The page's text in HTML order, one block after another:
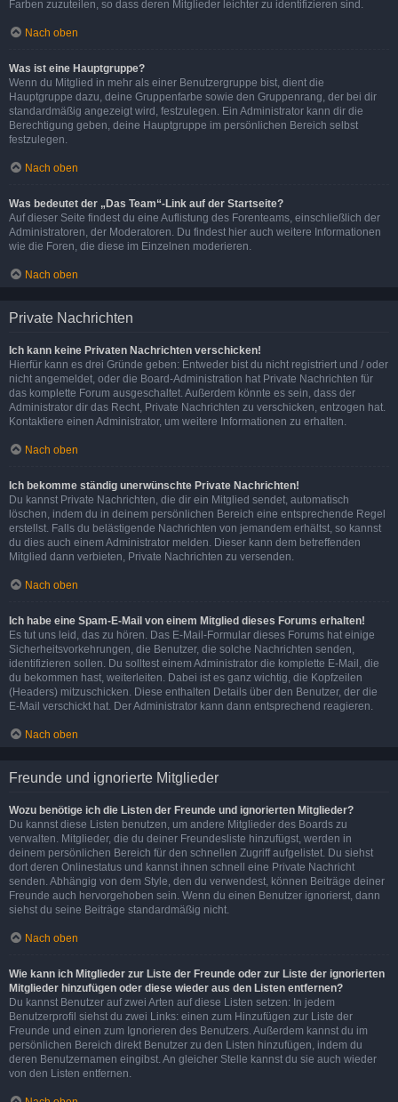
Farben zuzuteilen, so dass deren Mitglieder leichter zu identifizieren sind.
Nach oben
Was ist eine Hauptgruppe?
Wenn du Mitglied in mehr als einer Benutzergruppe bist, dient die
Hauptgruppe dazu, deine Gruppenfarbe sowie den Gruppenrang, der bei dir
standardmäßig angezeigt wird, festzulegen. Ein Administrator kann dir die
Berechtigung geben, deine Hauptgruppe im persönlichen Bereich selbst
festzulegen.
Nach oben
Was bedeutet der „Das Team“-Link auf der Startseite?
Auf dieser Seite findest du eine Auflistung des Forenteams, einschließlich der
Administratoren, der Moderatoren. Du findest hier auch weitere Informationen
wie die Foren, die diese im Einzelnen moderieren.
Nach oben
Private Nachrichten
Ich kann keine Privaten Nachrichten verschicken!
Hierfür kann es drei Gründe geben: Entweder bist du nicht registriert und / oder
nicht angemeldet, oder die Board-Administration hat Private Nachrichten für
das komplette Forum ausgeschaltet. Außerdem könnte es sein, dass der
Administrator dir das Recht, Private Nachrichten zu verschicken, entzogen hat.
Kontaktiere einen Administrator, um weitere Informationen zu erhalten.
Nach oben
Ich bekomme ständig unerwünschte Private Nachrichten!
Du kannst Private Nachrichten, die dir ein Mitglied sendet, automatisch
löschen, indem du in deinem persönlichen Bereich eine entsprechende Regel
erstellst. Falls du belästigende Nachrichten von jemandem erhältst, so kannst
du dies auch einem Administrator melden. Dieser kann dem betreffenden
Mitglied dann verbieten, Private Nachrichten zu versenden.
Nach oben
Ich habe eine Spam-E-Mail von einem Mitglied dieses Forums erhalten!
Es tut uns leid, das zu hören. Das E-Mail-Formular dieses Forums hat einige
Sicherheitsvorkehrungen, die Benutzer, die solche Nachrichten senden,
identifizieren sollen. Du solltest einem Administrator die komplette E-Mail, die
du bekommen hast, weiterleiten. Dabei ist es ganz wichtig, die Kopfzeilen
(Headers) mitzuschicken. Diese enthalten Details über den Benutzer, der die
E-Mail verschickt hat. Der Administrator kann dann entsprechend reagieren.
Nach oben
Freunde und ignorierte Mitglieder
Wozu benötige ich die Listen der Freunde und ignorierten Mitglieder?
Du kannst diese Listen benutzen, um andere Mitglieder des Boards zu
verwalten. Mitglieder, die du deiner Freundesliste hinzufügst, werden in
deinem persönlichen Bereich für den schnellen Zugriff aufgelistet. Du siehst
dort deren Onlinestatus und kannst ihnen schnell eine Private Nachricht
senden. Abhängig von dem Style, den du verwendest, können Beiträge deiner
Freunde auch hervorgehoben sein. Wenn du einen Benutzer ignorierst, dann
siehst du seine Beiträge standardmäßig nicht.
Nach oben
Wie kann ich Mitglieder zur Liste der Freunde oder zur Liste der ignorierten
Mitglieder hinzufügen oder diese wieder aus den Listen entfernen?
Du kannst Benutzer auf zwei Arten auf diese Listen setzen: In jedem
Benutzerprofil siehst du zwei Links: einen zum Hinzufügen zur Liste der
Freunde und einen zum Ignorieren des Benutzers. Außerdem kannst du im
persönlichen Bereich direkt Benutzer zu den Listen hinzufügen, indem du
deren Benutzernamen eingibst. An gleicher Stelle kannst du sie auch wieder
von den Listen entfernen.